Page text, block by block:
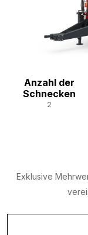
Anzahl der
Schnecken
2
Exklusive